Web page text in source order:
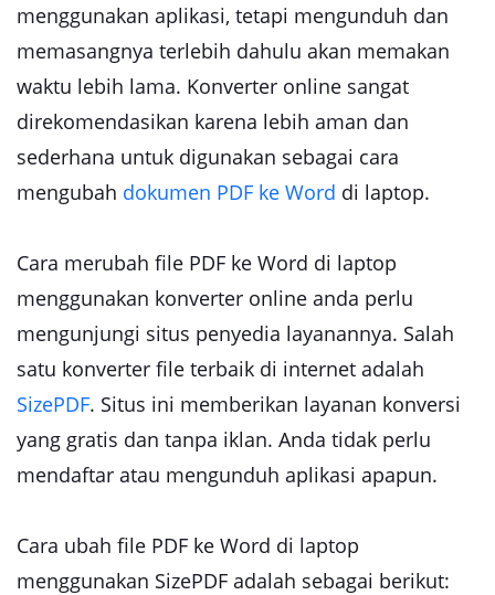
menggunakan aplikasi, tetapi mengunduh dan
memasangnya terlebih dahulu akan memakan
waktu lebih lama. Konverter online sangat
direkomendasikan karena lebih aman dan
sederhana untuk digunakan sebagai cara
mengubah dokumen PDF ke Word di laptop.
Cara merubah file PDF ke Word di laptop
menggunakan konverter online anda perlu
mengunjungi situs penyedia layanannya. Salah
satu konverter file terbaik di internet adalah
SizePDF. Situs ini memberikan layanan konversi
yang gratis dan tanpa iklan. Anda tidak perlu
mendaftar atau mengunduh aplikasi apapun.
Cara ubah file PDF ke Word di laptop
menggunakan SizePDF adalah sebagai berikut: